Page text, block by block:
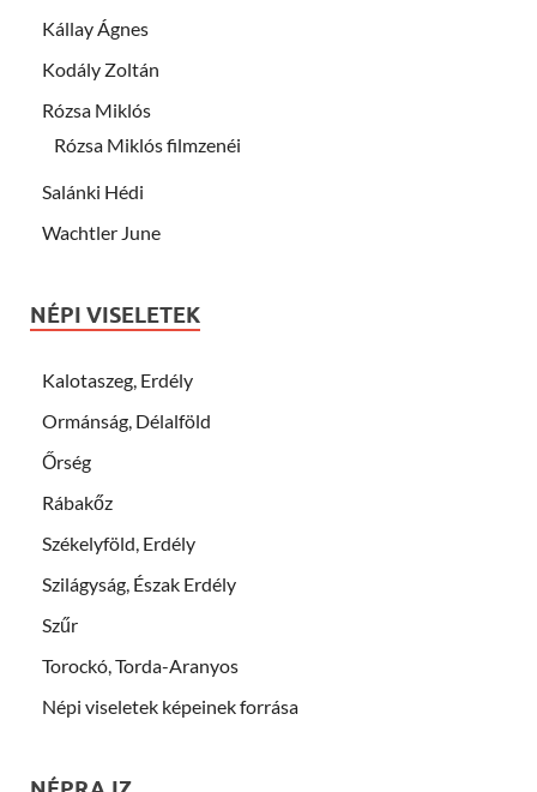
Kállay Ágnes
Kodály Zoltán
Rózsa Miklós
Rózsa Miklós filmzenéi
Salánki Hédi
Wachtler June
NÉPI VISELETEK
Kalotaszeg, Erdély
Ormánság, Délalföld
Őrség
Rábakőz
Székelyföld, Erdély
Szilágyság, Észak Erdély
Szűr
Torockó, Torda-Aranyos
Népi viseletek képeinek forrása